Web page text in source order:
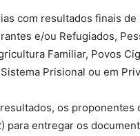
com resultados finais
e/ou Refugiados,
Familiar, Povos
Prisional ou em
os
para entregar os